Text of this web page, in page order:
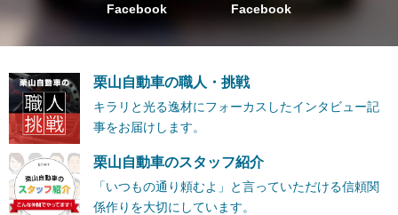
Facebook
Facebook
栗山自動車の職人・挑戦
キラリと光る逸材にフォーカスしたインタビュー記
事をお届けします。
栗山自動車のスタッフ紹介
「いつもの通り頼むよ」と言っていただける信頼関
係作りを大切にしています。